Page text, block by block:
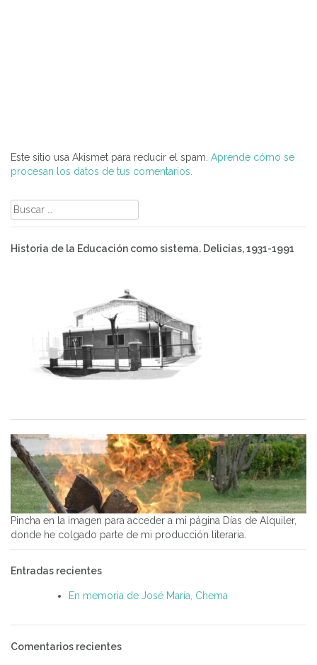
Este sitio usa Akismet para reducir el spam. Aprende cómo se
procesan los datos de tus comentarios.
Buscar:
Historia de la Educación como sistema. Delicias, 1931-1991
Pincha en la imagen para acceder a mi página Días de Alquiler,
donde he colgado parte de mi producción literaria.
Entradas recientes
En memoria de José María, Chema
Comentarios recientes